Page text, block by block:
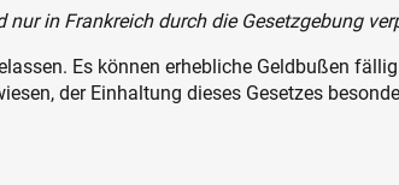
in Frankreich durch die Gesetzgebung
Es können erhebliche Geldbußen
der Einhaltung dieses Gesetzes